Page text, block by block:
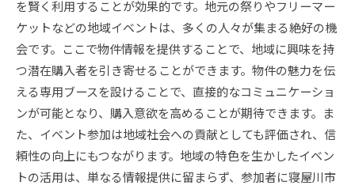
を賢く利用することが効果的です。地元の祭りやフリーマー
ケットなどの地域イベントは、多くの人々が集まる絶好の機
会です。ここで物件情報を提供することで、地域に興味を持
つ潜在購入者を引き寄せることができます。物件の魅力を伝
える専用ブースを設けることで、直接的なコミュニケーショ
ンが可能となり、購入意欲を高めることが期待できます。ま
た、イベント参加は地域社会への貢献としても評価され、信
頼性の向上にもつながります。地域の特色を生かしたイベン
トの活用は、単なる情報提供に留まらず、参加者に寝屋川市